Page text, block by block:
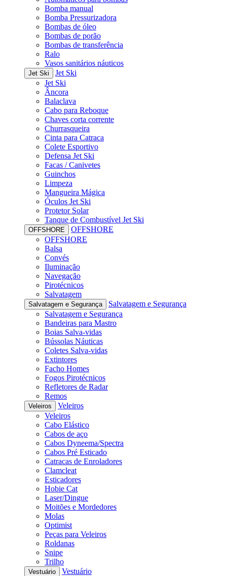
Bomba manual
Bomba Pressurizadora
Bombas de óleo
Bombas de porão
Bombas de transferência
Ralo
Vasos sanitários náuticos
Jet Ski
Jet Ski
Jet Ski
Âncora
Balaclava
Cabo para Reboque
Chaves corta corrente
Churrasqueira
Cinta para Catraca
Colete Esportivo
Defensa Jet Ski
Facas / Canivetes
Guinchos
Limpeza
Mangueira Mágica
Óculos Jet Ski
Protetor Solar
Tanque de Combustível Jet Ski
OFFSHORE
OFFSHORE
OFFSHORE
Balsa
Convés
Iluminação
Navegação
Pirotécnicos
Salvatagem
Salvatagem e Segurança
Salvatagem e Segurança
Salvatagem e Segurança
Bandeiras para Mastro
Boias Salva-vidas
Bússolas Náuticas
Coletes Salva-vidas
Extintores
Facho Homes
Fogos Pirotécnicos
Refletores de Radar
Remos
Veleiros
Veleiros
Veleiros
Cabo Elástico
Cabos de aço
Cabos Dyneema/Spectra
Cabos Pré Esticado
Catracas de Enroladores
Clamcleat
Esticadores
Hobie Cat
Laser/Dingue
Moitões e Mordedores
Molas
Optimist
Peças para Veleiros
Roldanas
Snipe
Trilho
Vestuário
Vestuário